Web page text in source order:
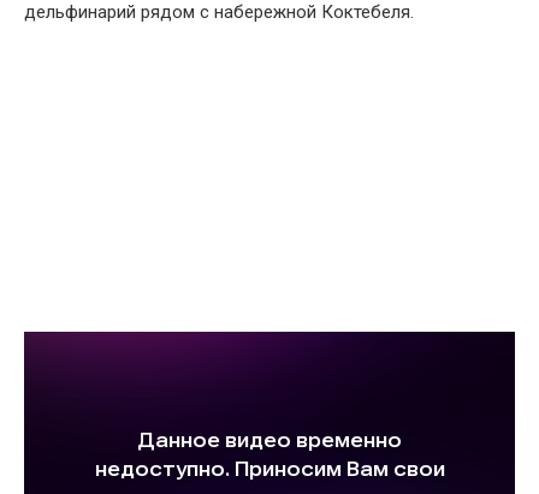
дельфинарий рядом с набережной Коктебеля.